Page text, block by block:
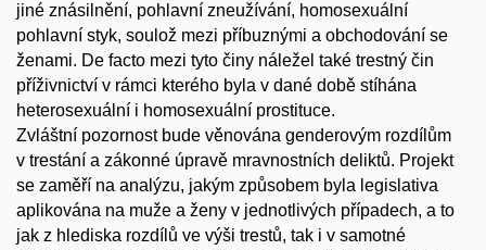
jiné znásilnění, pohlavní zneužívání, homosexuální
pohlavní styk, soulož mezi příbuznými a obchodování se
ženami. De facto mezi tyto činy náležel také trestný čin
příživnictví v rámci kterého byla v dané době stíhána
heterosexuální i homosexuální prostituce.
Zvláštní pozornost bude věnována genderovým rozdílům
v trestání a zákonné úpravě mravnostních deliktů. Projekt
se zaměří na analýzu, jakým způsobem byla legislativa
aplikována na muže a ženy v jednotlivých případech, a to
jak z hlediska rozdílů ve výši trestů, tak i v samotné